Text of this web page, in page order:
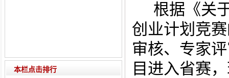
本栏点击排行
根据《关
创业计划竞
审核、专家
目进入省赛